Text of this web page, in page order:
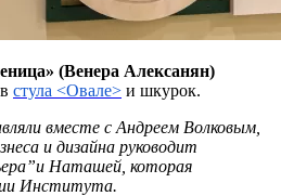
(Венера Алексанян)
стула <Овале> и шкурок.
вместе с Андреем Волковым,
и дизайна руководит
Наташей, которая
Института.